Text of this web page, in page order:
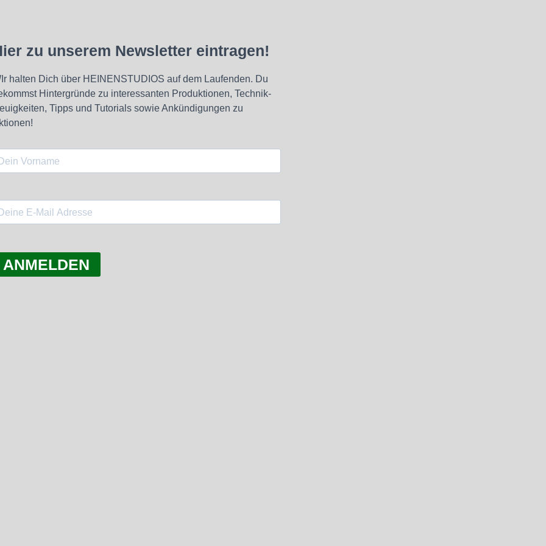
zu unserem Newsletter eintragen!
halten Dich über HEINENSTUDIOS auf dem Laufenden. Du
Hintergründe zu interessanten Produktionen, Technik-
Tipps und Tutorials sowie Ankündigungen zu
ANMELDEN